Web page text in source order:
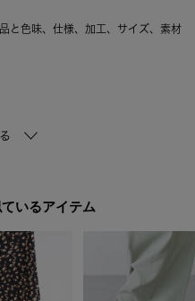
と色味、仕様、加工、サイズ、素材
収するクッション入りで疲れにく
趾気味＞
／サイズ感：ぴったり＞
いるアイテム